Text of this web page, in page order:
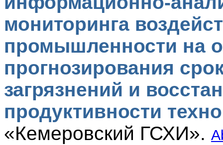
мониторинга
промышленности на
прогнозирования
загрязнений и
продуктивности
«Кемеровский ГСХИ».